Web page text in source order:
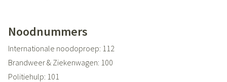
Noodnummers
Internationale noodoproep: 112
Brandweer & Ziekenwagen: 100
Politiehulp: 101